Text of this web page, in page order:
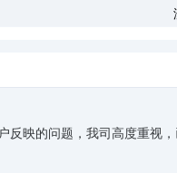
反映的问题，我司高度重视